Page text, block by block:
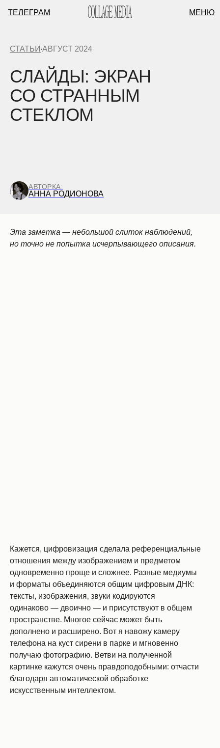
ТЕЛЕГРАМ МЕНЮ
СТАТЬИ АВГУСТ 2024
СЛАЙДЫ: ЭКРАН
СО СТРАННЫМ
СТЕКЛОМ
АВТОРКА:
АННА РОДИОНОВА
Эта заметка — небольшой слиток наблюдений,
но точно не попытка исчерпывающего описания.
Кажется, цифровизация сделала референциальные
отношения между изображением и предметом
одновременно проще и сложнее. Разные медиумы
и форматы объединяются общим цифровым ДНК:
тексты, изображения, звуки кодируются
одинаково — двоично — и присутствуют в общем
пространстве. Многое сейчас может быть
дополнено и расширено. Вот я навожу камеру
телефона на куст сирени в парке и мгновенно
получаю фотографию. Ветви на полученной
картинке кажутся очень правдоподобными: отчасти
благодаря автоматической обработке
искусственным интеллектом.